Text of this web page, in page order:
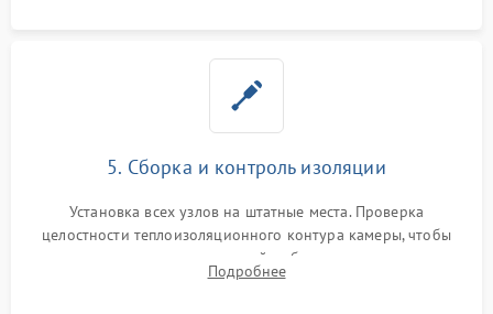
5. Сборка и контроль изоляции
Установка всех узлов на штатные места. Проверка
целостности теплоизоляционного контура камеры, чтобы
исключить перегрев кухонной мебели и потерю тепла.
Надежная фиксация клемм и сборка корпуса шкафа.
Подробнее